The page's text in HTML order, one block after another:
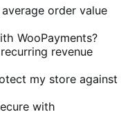
order value
WooPayments?
revenue
my store against
with